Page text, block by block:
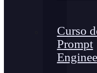
Curso
Prompt